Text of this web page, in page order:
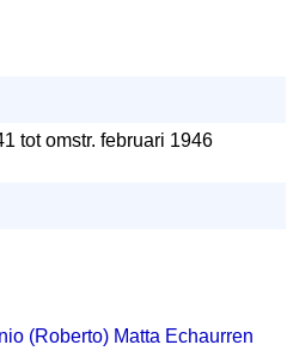
tot omstr. februari 1946
(Roberto) Matta Echaurren